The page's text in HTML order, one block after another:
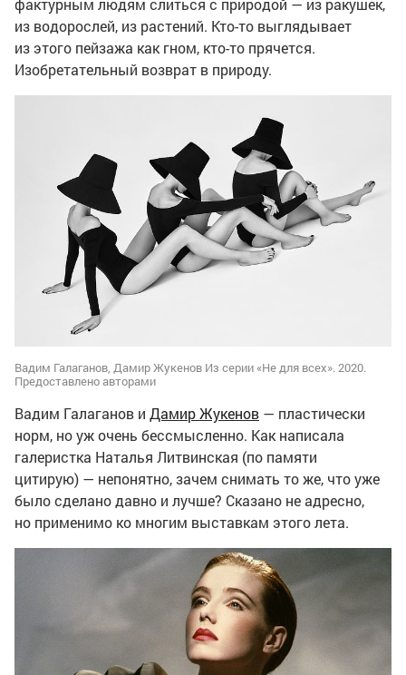
фактурным людям слиться с природой — из ракушек,
из водорослей, из растений. Кто-то выглядывает
из этого пейзажа как гном, кто-то прячется.
Изобретательный возврат в природу.
Вадим Галаганов, Дамир Жукенов Из серии «Не для всех». 2020.
Предоставлено авторами
Вадим Галаганов и Дамир Жукенов — пластически
норм, но уж очень бессмысленно. Как написала
галеристка Наталья Литвинская (по памяти
цитирую) — непонятно, зачем снимать то же, что уже
было сделано давно и лучше? Сказано не адресно,
но применимо ко многим выставкам этого лета.